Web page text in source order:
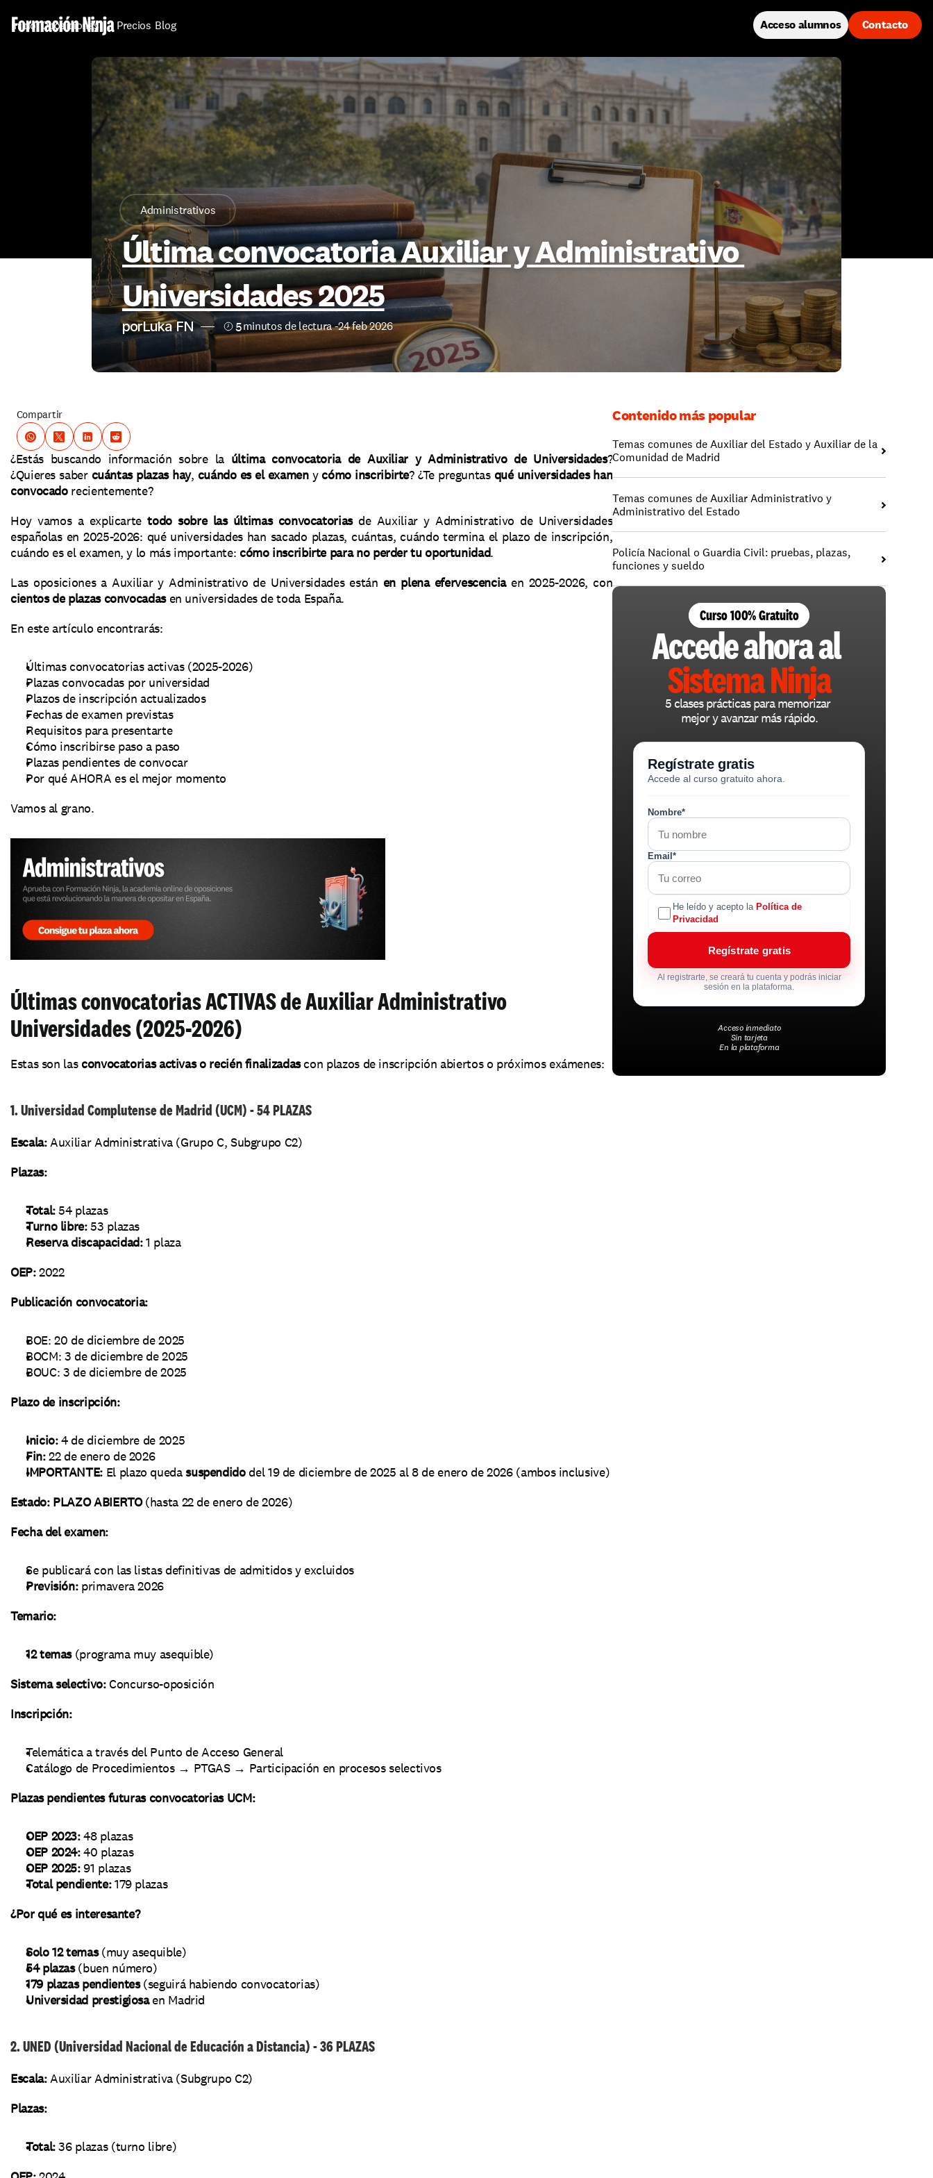
Acceso alumnos Contacto
Inicio Oposiciones Precios Blog
Administrativos
Última convocatoria Auxiliar y Administrativo
Universidades 2025
porLuka FN 5minutos de lectura -24 feb 2026
Compartir
¿Estás buscando información sobre la última convocatoria de Auxiliar y Administrativo de Universidades?
¿Quieres saber cuántas plazas hay, cuándo es el examen y cómo inscribirte? ¿Te preguntas qué universidades han
convocado recientemente?
Hoy vamos a explicarte todo sobre las últimas convocatorias de Auxiliar y Administrativo de Universidades
españolas en 2025-2026: qué universidades han sacado plazas, cuántas, cuándo termina el plazo de inscripción,
cuándo es el examen, y lo más importante: cómo inscribirte para no perder tu oportunidad.
Las oposiciones a Auxiliar y Administrativo de Universidades están en plena efervescencia
en 2025-2026, con
cientos de plazas convocadas en universidades de toda España.
En este artículo encontrarás:
Últimas convocatorias activas (2025-2026)
Plazas convocadas por universidad
Plazos de inscripción actualizados
Fechas de examen previstas
Requisitos para presentarte
Cómo inscribirse paso a paso
Plazas pendientes de convocar
Por qué AHORA es el mejor momento
Vamos al grano.
Últimas convocatorias ACTIVAS de Auxiliar Administrativo
Universidades (2025-2026)
Estas son las convocatorias activas o recién finalizadas con plazos de inscripción abiertos o próximos exámenes:
1. Universidad Complutense de Madrid (UCM) - 54 PLAZAS
Escala: Auxiliar Administrativa (Grupo C, Subgrupo C2)
Plazas:
Total: 54 plazas
Turno libre: 53 plazas
Reserva discapacidad: 1 plaza
OEP: 2022
Publicación convocatoria:
BOE: 20 de diciembre de 2025
BOCM: 3 de diciembre de 2025
BOUC: 3 de diciembre de 2025
Plazo de inscripción:
Inicio: 4 de diciembre de 2025
Fin: 22 de enero de 2026
IMPORTANTE: El plazo queda suspendido del 19 de diciembre de 2025 al 8 de enero de 2026 (ambos inclusive)
Estado: PLAZO ABIERTO (hasta 22 de enero de 2026)
Fecha del examen:
Se publicará con las listas definitivas de admitidos y excluidos
Previsión: primavera 2026
Temario:
12 temas (programa muy asequible)
Sistema selectivo: Concurso-oposición
Inscripción:
Telemática a través del Punto de Acceso General
Catálogo de Procedimientos → PTGAS → Participación en procesos selectivos
Plazas pendientes futuras convocatorias UCM:
OEP 2023: 48 plazas
OEP 2024: 40 plazas
OEP 2025: 91 plazas
Total pendiente: 179 plazas
¿Por qué es interesante?
Solo 12 temas (muy asequible)
54 plazas (buen número)
179 plazas pendientes (seguirá habiendo convocatorias)
Universidad prestigiosa en Madrid
2. UNED (Universidad Nacional de Educación a Distancia) - 36 PLAZAS
Escala: Auxiliar Administrativa (Subgrupo C2)
Plazas:
Total: 36 plazas (turno libre)
Contenido más popular
Temas comunes de Auxiliar del Estado y Auxiliar de la
Comunidad de Madrid
Temas comunes de Auxiliar Administrativo y
Administrativo del Estado
Policía Nacional o Guardia Civil: pruebas, plazas,
funciones y sueldo
Curso 100% Gratuito
Accede ahora al
Sistema Ninja
5 clases prácticas para memorizar
mejor y avanzar más rápido.
Regístrate gratis
Accede al curso gratuito ahora.
Nombre*
Email*
He leído y acepto la Política de
Privacidad
Regístrate gratis
Al registrarte, se creará tu cuenta y podrás iniciar
sesión en la plataforma.
Acceso inmediato
Sin tarjeta
En la plataforma